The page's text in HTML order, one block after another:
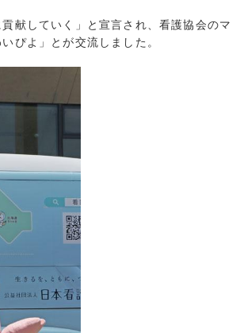
献していく」と宣言され、看護協会のマ
ぴよ」とが交流しました。